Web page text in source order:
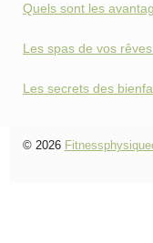
Quels sont les
Les spas de vos
Les secrets des
© 2026